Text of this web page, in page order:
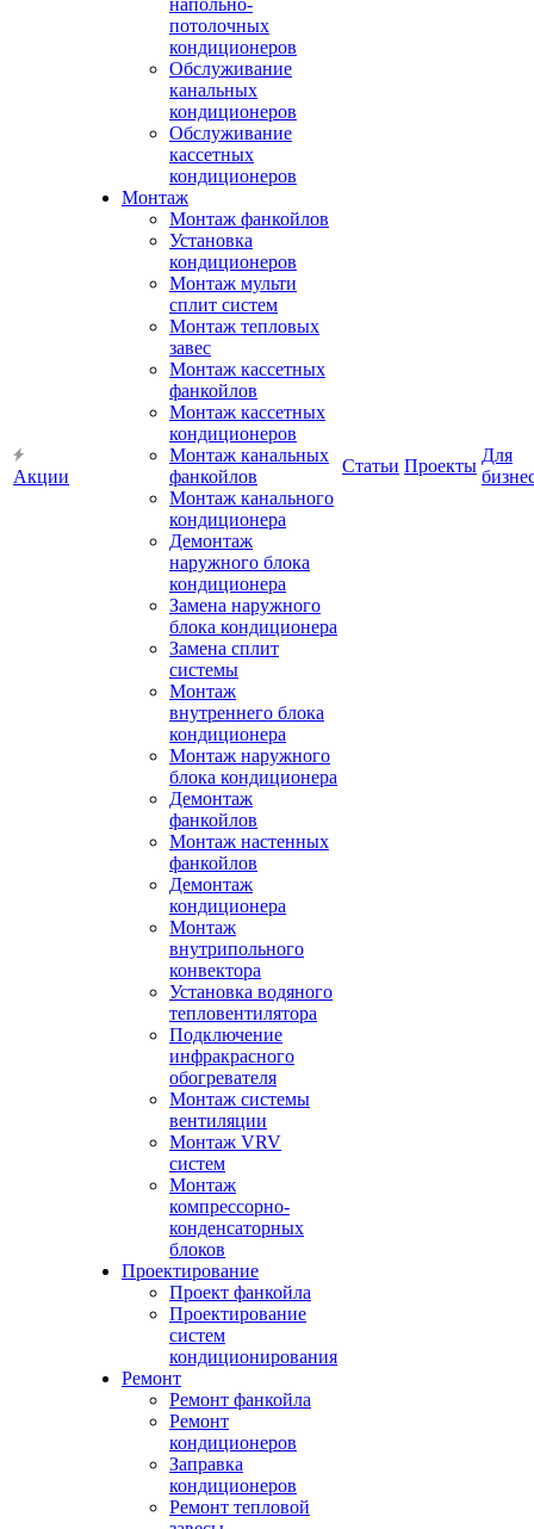
Акции
напольно-
потолочных
кондиционеров
Обслуживание
канальных
кондиционеров
Обслуживание
кассетных
кондиционеров
Монтаж
Монтаж фанкойлов
Установка
кондиционеров
Монтаж мульти
сплит систем
Монтаж тепловых
завес
Монтаж кассетных
фанкойлов
Монтаж кассетных
кондиционеров
Монтаж канальных
фанкойлов
Монтаж канального
кондиционера
Демонтаж
наружного блока
кондиционера
Замена наружного
блока кондиционера
Замена сплит
системы
Монтаж
внутреннего блока
кондиционера
Монтаж наружного
блока кондиционера
Демонтаж
фанкойлов
Монтаж настенных
фанкойлов
Демонтаж
кондиционера
Монтаж
внутрипольного
конвектора
Установка водяного
тепловентилятора
Подключение
инфракрасного
обогревателя
Монтаж системы
вентиляции
Монтаж VRV
систем
Монтаж
компрессорно-
конденсаторных
блоков
Проектирование
Проект фанкойла
Проектирование
систем
кондиционирования
Ремонт
Ремонт фанкойла
Ремонт
кондиционеров
Заправка
кондиционеров
Ремонт тепловой
Статьи Проекты
Для